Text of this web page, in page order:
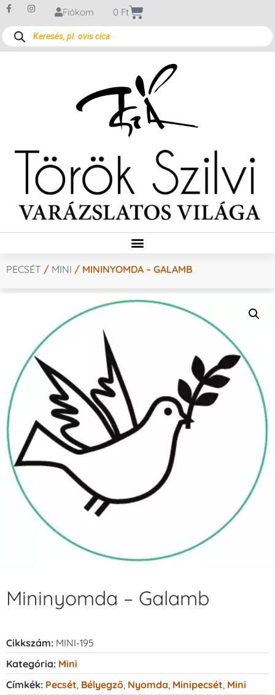
Fiókom 0 Ft
PECSÉT / MINI / MININYOMDA – GALAMB
Mininyomda – Galamb
Cikkszám: MINI-195
Kategória: Mini
Címkék: Pecsét Bélyegző Nyomda Minipecsét Mini